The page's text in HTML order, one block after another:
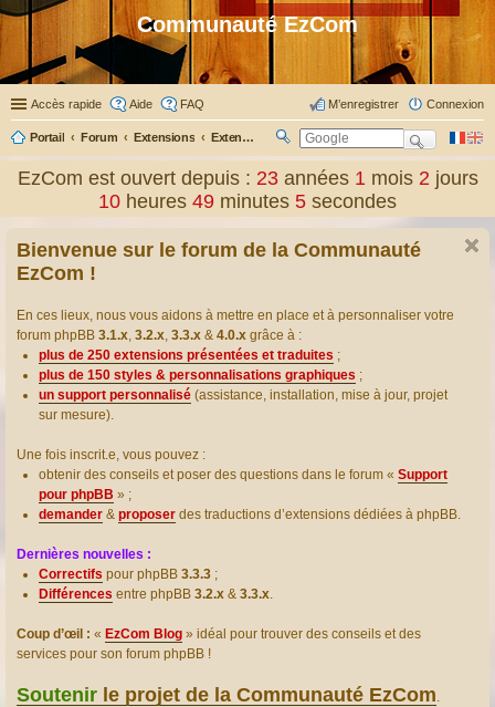
Communauté EzCom
Accès rapide Aide FAQ Connexion
M’enregistrer
Portail Forum Extensions Extensions présentées & traduites
ec
ch
er
EzCom est ouvert depuis : 23 années1 mois2 jours
10 heures 49 minutes 6 secondes
Bienvenue sur le forum de la Communauté
EzCom !
En ces lieux, nous vous aidons à mettre en place et à personnaliser votre
forum phpBB 3.1.x, 3.2.x, 3.3.x & 4.0.x grâce à :
plus de 250 extensions présentées et traduites ;
plus de 150 styles & personnalisations graphiques ;
un support personnalisé (assistance, installation, mise à jour, projet
sur mesure).
Une fois inscrit.e, vous pouvez :
obtenir des conseils et poser des questions dans le forum « Support
pour phpBB » ;
demander & proposer des traductions d’extensions dédiées à phpBB.
Dernières nouvelles :
Correctifs pour phpBB 3.3.3 ;
Différences entre phpBB 3.2.x & 3.3.x.
Coup d’œil : « EzCom Blog » idéal pour trouver des conseils et des
services pour son forum phpBB !
Soutenir le projet de la Communauté EzCom.